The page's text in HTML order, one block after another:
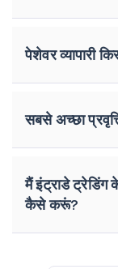
पेशेवर व्यापारी
सबसे अच्छा
मैं इंट्राडे ट्रेडिंग
कैसे करूं?